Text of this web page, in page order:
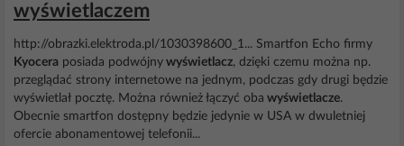
wyświetlaczem
http://obrazki.elektroda.pl/1030398600_1... Smartfon Echo firmy
Kyocera posiada podwójny wyświetlacz, dzięki czemu można np.
przeglądać strony internetowe na jednym, podczas gdy drugi będzie
wyświetlał pocztę. Można również łączyć oba wyświetlacze.
Obecnie smartfon dostępny będzie jedynie w USA w dwuletniej
ofercie abonamentowej telefonii...